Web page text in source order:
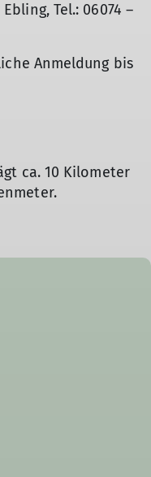
Tel.: 06074 –
Anmeldung bis
ca. 10 Kilometer